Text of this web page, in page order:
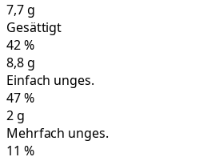
7,7g
Gesättigt
42%
8,8g
Einfach unges.
47%
2g
Mehrfach unges.
11 %